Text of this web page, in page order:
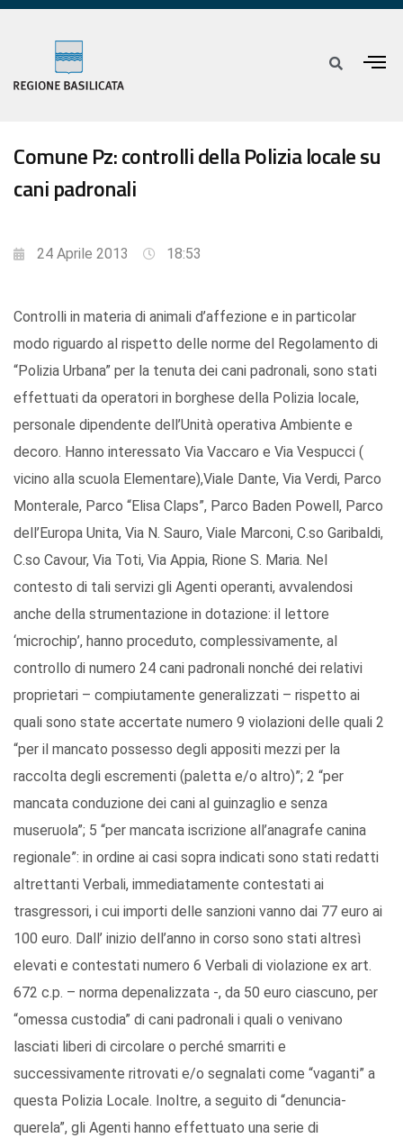
Comune Pz: controlli della Polizia locale su
cani padronali
24 Aprile 2013 18:53
Controlli in materia di animali d’affezione e in particolar
modo riguardo al rispetto delle norme del Regolamento di
“Polizia Urbana” per la tenuta dei cani padronali, sono stati
effettuati da operatori in borghese della Polizia locale,
personale dipendente dell’Unità operativa Ambiente e
decoro. Hanno interessato Via Vaccaro e Via Vespucci (
vicino alla scuola Elementare),Viale Dante, Via Verdi, Parco
Monterale, Parco “Elisa Claps”, Parco Baden Powell, Parco
dell’Europa Unita, Via N. Sauro, Viale Marconi, C.so Garibaldi,
C.so Cavour, Via Toti, Via Appia, Rione S. Maria. Nel
contesto di tali servizi gli Agenti operanti, avvalendosi
anche della strumentazione in dotazione: il lettore
‘microchip’, hanno proceduto, complessivamente, al
controllo di numero 24 cani padronali nonché dei relativi
proprietari – compiutamente generalizzati – rispetto ai
quali sono state accertate numero 9 violazioni delle quali 2
“per il mancato possesso degli appositi mezzi per la
raccolta degli escrementi (paletta e/o altro)”; 2 “per
mancata conduzione dei cani al guinzaglio e senza
museruola”; 5 “per mancata iscrizione all’anagrafe canina
regionale”: in ordine ai casi sopra indicati sono stati redatti
altrettanti Verbali, immediatamente contestati ai
trasgressori, i cui importi delle sanzioni vanno dai 77 euro ai
100 euro. Dall’ inizio dell’anno in corso sono stati altresì
elevati e contestati numero 6 Verbali di violazione ex art.
672 c.p. – norma depenalizzata -, da 50 euro ciascuno, per
“omessa custodia” di cani padronali i quali o venivano
lasciati liberi di circolare o perché smarriti e
successivamente ritrovati e/o segnalati come “vaganti” a
questa Polizia Locale. Inoltre, a seguito di “denuncia-
querela”, gli Agenti hanno effettuato una serie di